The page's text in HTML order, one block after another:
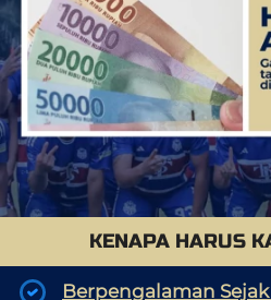
KENAPA HARUS
Berpengalaman Sejak